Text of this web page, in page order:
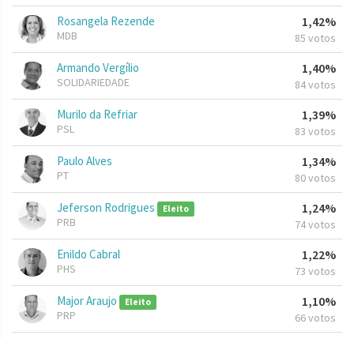
Rosangela Rezende
MDB
1,42%
85 votos
Armando Vergílio
SOLIDARIEDADE
1,40%
84 votos
Murilo da Refriar
PSL
1,39%
83 votos
Paulo Alves
PT
1,34%
80 votos
Jeferson Rodrigues Eleito
PRB
1,24%
74 votos
Enildo Cabral
PHS
1,22%
73 votos
Major Araujo Eleito
PRP
1,10%
66 votos